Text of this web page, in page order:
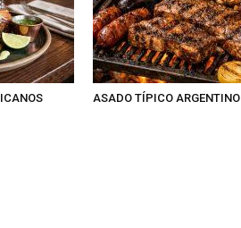
ASADO TÍPICO ARGENTINO